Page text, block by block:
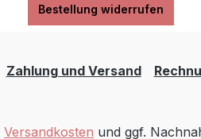
Bestellung widerrufen
Zahlung und Versand
Versandkosten und ggf.